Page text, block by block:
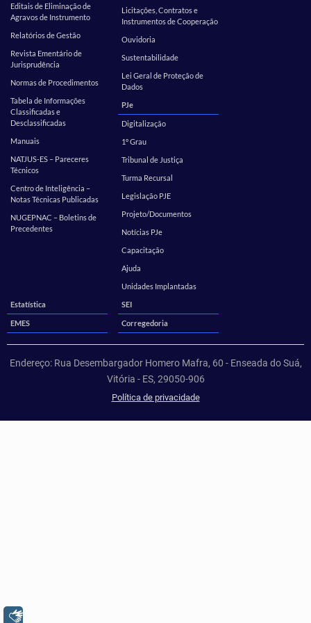
Editais de Eliminação de
Agravos de Instrumento
Relatórios de Gestão
Revista Ementário de
Jurisprudência
Normas de Procedimentos
Tabela de Informações
Classificadas e
Desclassificadas
Manuais
NATJUS-ES – Pareceres
Técnicos
Centro de Inteligência –
Notas Técnicas Publicadas
NUGEPNAC – Boletins de
Precedentes
Licitações, Contratos e
Instrumentos de Cooperação
Ouvidoria
Sustentabilidade
Lei Geral de Proteção de
Dados
PJe
Digitalização
1º Grau
Tribunal de Justiça
Turma Recursal
Legislação PJE
Projeto/Documentos
Notícias PJe
Capacitação
Ajuda
Unidades Implantadas
Estatística
SEI
EMES Corregedoria
Endereço: Rua Desembargador Homero Mafra, 60 - Enseada do Suá,
Vitória - ES, 29050-906
Política de privacidade